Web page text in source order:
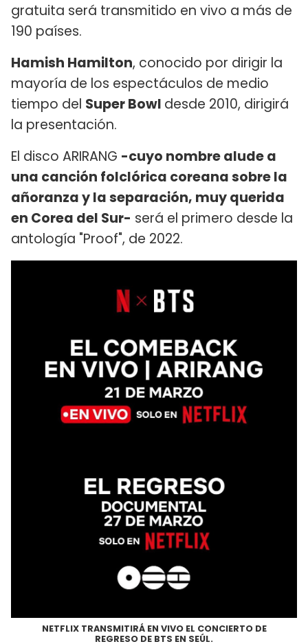
gratuita será transmitido en vivo a más de
190 países.
Hamish Hamilton, conocido por dirigir la
mayoría de los espectáculos de medio
tiempo del Super Bowl desde 2010, dirigirá
la presentación.
El disco ARIRANG -cuyo nombre alude a
una canción folclórica coreana sobre la
añoranza y la separación, muy querida
en Corea del Sur- será el primero desde la
antología "Proof", de 2022.
NETFLIX TRANSMITIRÁ EN VIVO EL CONCIERTO DE
REGRESO DE BTS EN SEÚL.